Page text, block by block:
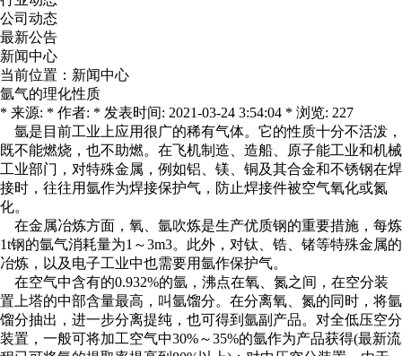
公司动态
最新公告
新闻中心
当前位置： 新闻中心
氩气的理化性质
* 来源: * 作者: * 发表时间: 2021-03-24 3:54:04 * 浏览: 227
氩是目前工业上应用很广的稀有气体。它的性质十分不活泼，
既不能燃烧，也不助燃。在飞机制造、造船、原子能工业和机械
工业部门，对特殊金属，例如铝、镁、铜及其合金和不锈钢在焊
接时，往往用氩作为焊接保护气，防止焊接件被空气氧化或氮
化。
在金属冶炼方面，氧、氩吹炼是生产优质钢的重要措施，每炼
1t钢的氩气消耗量为1～3m3。此外，对钛、锆、锗等特殊金属的
冶炼，以及电子工业中也需要用氩作保护气。
在空气中含有的0.932%的氩，沸点在氧、氮之间，在空分装
置上塔的中部含量最高，叫氩馏分。在分离氧、氮的同时，将氩
馏分抽出，进一步分离提纯，也可得到氩副产品。对全低压空分
装置，一般可将加工空气中30%～35%的氩作为产品获得(最新流